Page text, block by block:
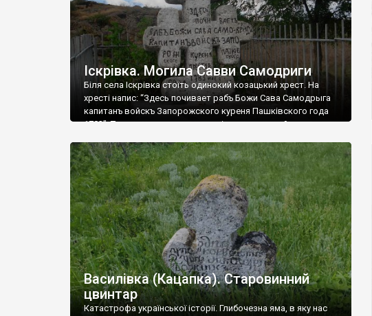
Іскрівка. Могила Савви Самодриги
Біля села Іскрівка стоїть одинокий козацький хрест. На
хресті напис: “Здесь почивает рабъ Божи Сава Самодрыга
капитанъ войскъ Запорожского куреня Пашківского года
1783”. Тут козака називають капітаном, але то йому вже
було Сава Цибодрига. Він був полковником Орільської
паланки Запорізького війська. Колись поряд стояв хрест на
могилі […]
Василівка (Кацапка). Старовинний
цвинтар
Катастрофа української історії. Глибочезна яма, в яку нас